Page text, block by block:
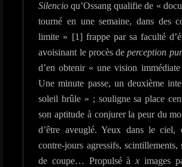
Silencio qu’Ossang qualifie de «
tourné en une semaine, dans des
limite » [1] frappe par sa faculté
avoisinant le procès deperception
d’en obtenir « une vision
Une minute passe, un deuxième
soleil brûle » ; souligne sa place
son aptitude à conjurer la peur du
d’être aveuglé. Yeux dans le ciel,
contre-jours agressifs, scintillements,
de coupe… Propulsé àx images